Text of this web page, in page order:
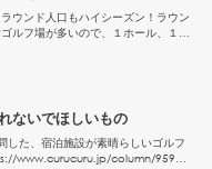
ウンド人口もハイシーズン！ラウン
ルフ場が多いので、１ホール、１ホ
ないでほしいもの
した、宿泊施設が素晴らしいゴルフ
www.curucuru.jp/column/959さ